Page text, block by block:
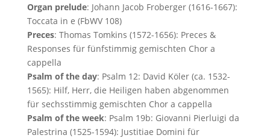
Organ prelude: Johann Jacob Froberger (1616-1667):
Toccata in e (FbWV 108)
Preces: Thomas Tomkins (1572-1656): Preces &
Responses für fünfstimmig gemischten Chor a
cappella
Psalm of the day: Psalm 12: David Köler (ca. 1532-
1565): Hilf, Herr, die Heiligen haben abgenommen
für sechsstimmig gemischten Chor a cappella
Psalm of the week: Psalm 19b: Giovanni Pierluigi da
Palestrina (1525-1594): Justitiae Domini für